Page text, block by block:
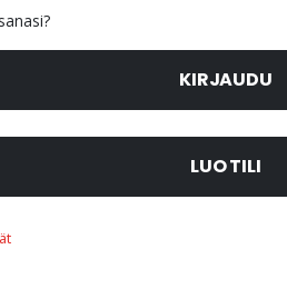
KIRJAUDU
LUO TILI